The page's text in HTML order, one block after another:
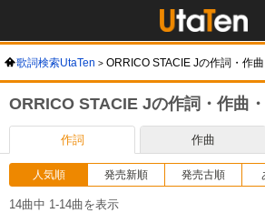
歌詞検索UtaTen ORRICO STACIE Jの作詞・作
ORRICO STACIE Jの作詞・作曲
作詞 作曲
人気順 発売新順 発売古順
14曲中 1-14曲を表示